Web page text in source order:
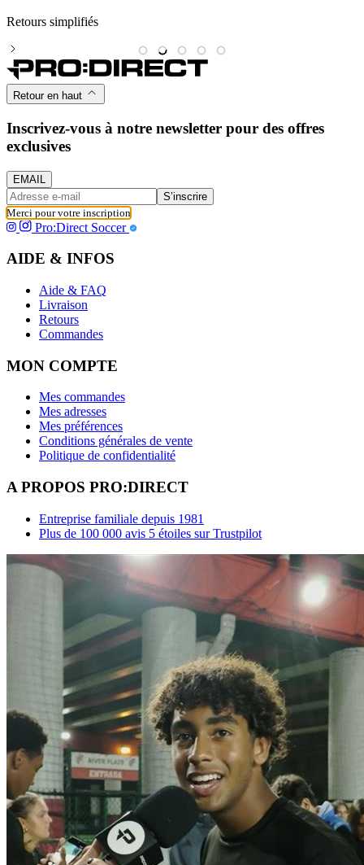
Retours simplifiés
Retour en haut
Inscrivez-vous à notre newsletter pour des offres
exclusives
EMAIL
S’inscrire
Merci pour votre inscription
Pro:Direct Soccer
AIDE & INFOS
Aide & FAQ
Livraison
Retours
Commandes
MON COMPTE
Mes commandes
Mes adresses
Mes préférences
Conditions générales de vente
Politique de confidentialité
A PROPOS PRO:DIRECT
Entreprise familiale depuis 1981
Plus de 100 000 avis 5 étoiles sur Trustpilot